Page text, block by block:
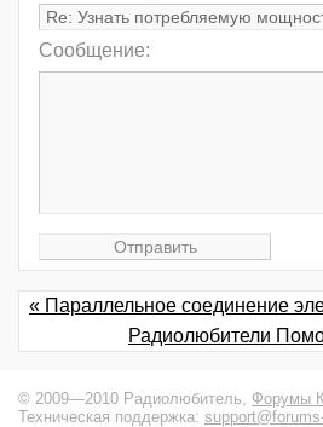
Сообщение:
« Параллельное соединение
Радиолюбители
© 2009—2010 Радиолюбитель, Форумы
Техническая поддержка: